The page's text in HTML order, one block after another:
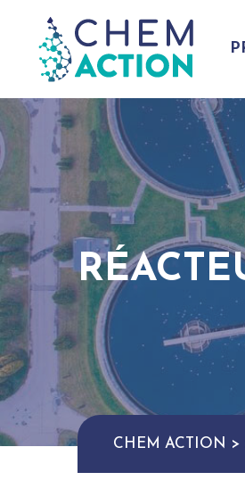
CHEM ACTION >